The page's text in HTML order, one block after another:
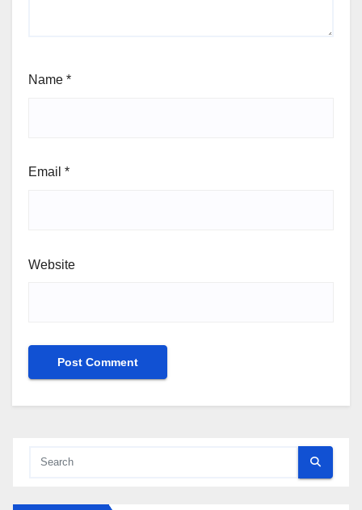
Name *
Email *
Website